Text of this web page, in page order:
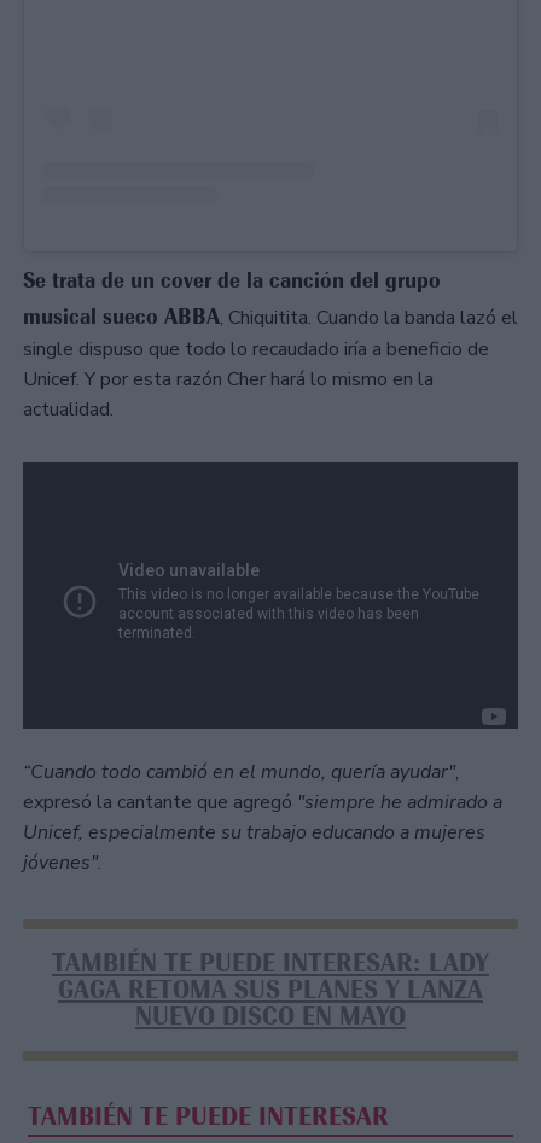
Se trata de un cover de la canción del grupo
musical sueco ABBA, Chiquitita. Cuando la banda lazó el
single dispuso que todo lo recaudado iría a beneficio de
Unicef. Y por esta razón Cher hará lo mismo en la
actualidad.
“Cuando todo cambió en el mundo, quería ayudar",
expresó la cantante que agregó "siempre he admirado a
Unicef, especialmente su trabajo educando a mujeres
jóvenes".
TAMBIÉN TE PUEDE INTERESAR: LADY
GAGA RETOMA SUS PLANES Y LANZA
NUEVO DISCO EN MAYO
TAMBIÉN TE PUEDE INTERESAR